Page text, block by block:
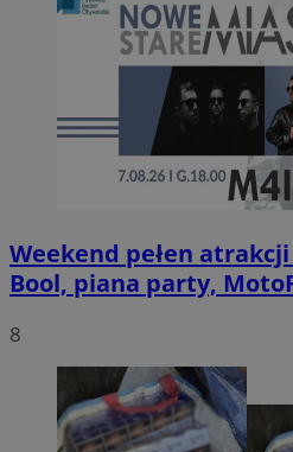
Weekend pełen atrakcji
Bool, piana party,
8